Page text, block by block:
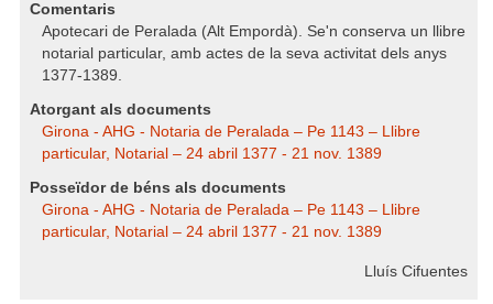
Comentaris
Apotecari de Peralada (Alt Empordà). Se'n conserva un llibre
notarial particular, amb actes de la seva activitat dels anys
1377-1389.
Atorgant als documents
Girona - AHG - Notaria de Peralada – Pe 1143 – Llibre
particular, Notarial – 24 abril 1377 - 21 nov. 1389
Posseïdor de béns als documents
Girona - AHG - Notaria de Peralada – Pe 1143 – Llibre
particular, Notarial – 24 abril 1377 - 21 nov. 1389
Lluís Cifuentes